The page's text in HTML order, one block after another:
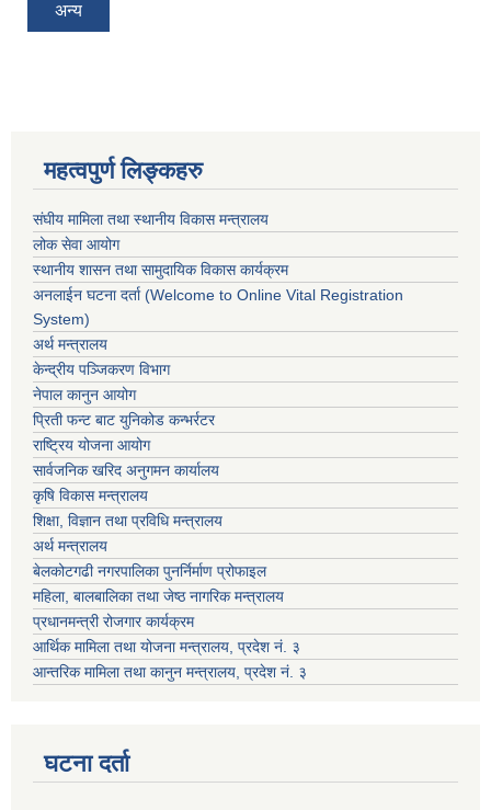
अन्य
महत्वपुर्ण लिङ्कहरु
संघीय मामिला तथा स्थानीय विकास मन्त्रालय
लोक सेवा आयोग
स्थानीय शासन तथा सामुदायिक विकास कार्यक्रम
अनलाईन घटना दर्ता (Welcome to Online Vital Registration
System)
अर्थ मन्त्रालय
केन्द्रीय पञ्जिकरण विभाग
नेपाल कानुन आयोग
प्रिती फन्ट बाट युनिकोड कन्भर्रटर
राष्ट्रिय योजना आयोग
सार्वजनिक खरिद अनुगमन कार्यालय
कृषि विकास मन्त्रालय
शिक्षा, विज्ञान तथा प्रविधि मन्त्रालय
अर्थ मन्त्रालय
बेलकोटगढी नगरपालिका पुनर्निर्माण प्रोफाइल
महिला, बालबालिका तथा जेष्ठ नागरिक मन्त्रालय
प्रधानमन्त्री रोजगार कार्यक्रम
आर्थिक मामिला तथा योजना मन्त्रालय, प्रदेश नं. ३
आन्तरिक मामिला तथा कानुन मन्त्रालय, प्रदेश नं. ३
घटना दर्ता